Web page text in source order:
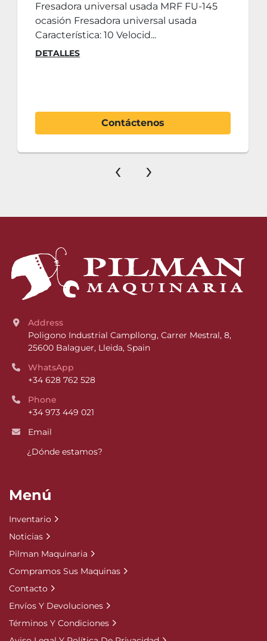
Fresadora universal usada MRF FU-145
ocasión Fresadora universal usada
Característica: 10 Velocid...
DETALLES
Contáctenos
‹ ›
Address
Poligono Industrial Campllong, Carrer Mestral, 8,
25600 Balaguer, Lleida, Spain
WhatsApp
+34 628 762 528
Phone
+34 973 449 021
Email
¿Dónde estamos?
Menú
Inventario
Noticias
Pilman Maquinaria
Compramos Sus Maquinas
Contacto
Envíos Y Devoluciones
Términos Y Condiciones